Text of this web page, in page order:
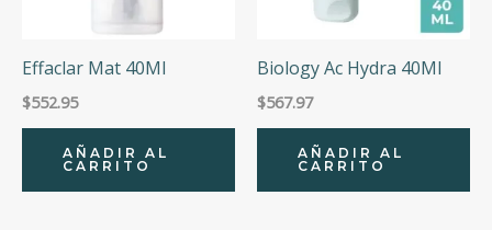
Effaclar Mat 40Ml
$552.95
AÑADIR AL
CARRITO
Biology Ac Hydra 40Ml
$567.97
AÑADIR AL
CARRITO